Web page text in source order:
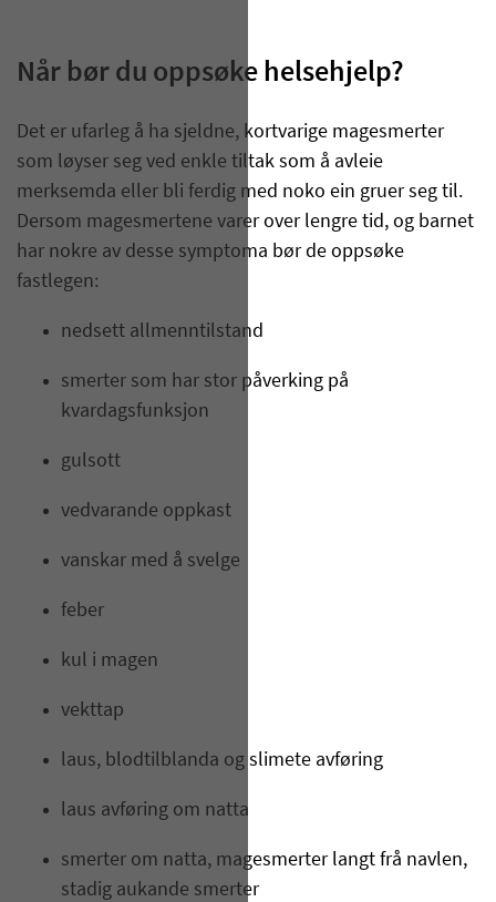
Når bør du oppsøke helsehjelp?
Det er ufarleg å ha sjeldne, kortvarige magesmerter
som løyser seg ved enkle tiltak som å avleie
merksemda eller bli ferdig med noko ein gruer seg til.
Dersom magesmertene varer over lengre tid, og barnet
har nokre av desse symptoma bør de oppsøke
fastlegen:
nedsett allmenntilstand
smerter som har stor påverking på
kvardagsfunksjon
gulsott
vedvarande oppkast
vanskar med å svelge
feber
kul i magen
vekttap
laus, blodtilblanda og slimete avføring
laus avføring om natta
smerter om natta, magesmerter langt frå navlen,
stadig aukande smerter